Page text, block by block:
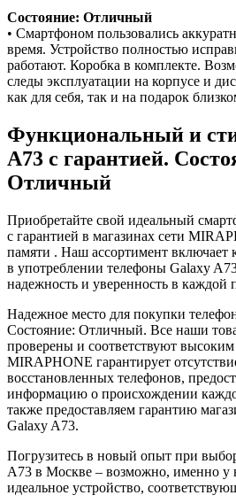
Состояние: Отличный
• Смартфоном пользовались
время. Устройство полностью
работают. Коробка в комплекте.
следы эксплуатации на корпусе и
как для себя, так и на подарок
Функциональный и
A73 с гарантией.
Отличный
Приобретайте свой идеальный
с гарантией в магазинах сети
памяти . Наш ассортимент
в употреблении телефоны Galaxy
надежность и уверенность в каждой
Надежное место для покупки
Состояние: Отличный. Все наши
проверены и соответствуют высоким
MIRAPHONE гарантирует
восстановленных телефонов,
информацию о происхождении
также предоставляем гарантию
Galaxy A73.
Погрузитесь в новый опыт при
A73 в Москве – возможно, именно у
идеальное устройство,